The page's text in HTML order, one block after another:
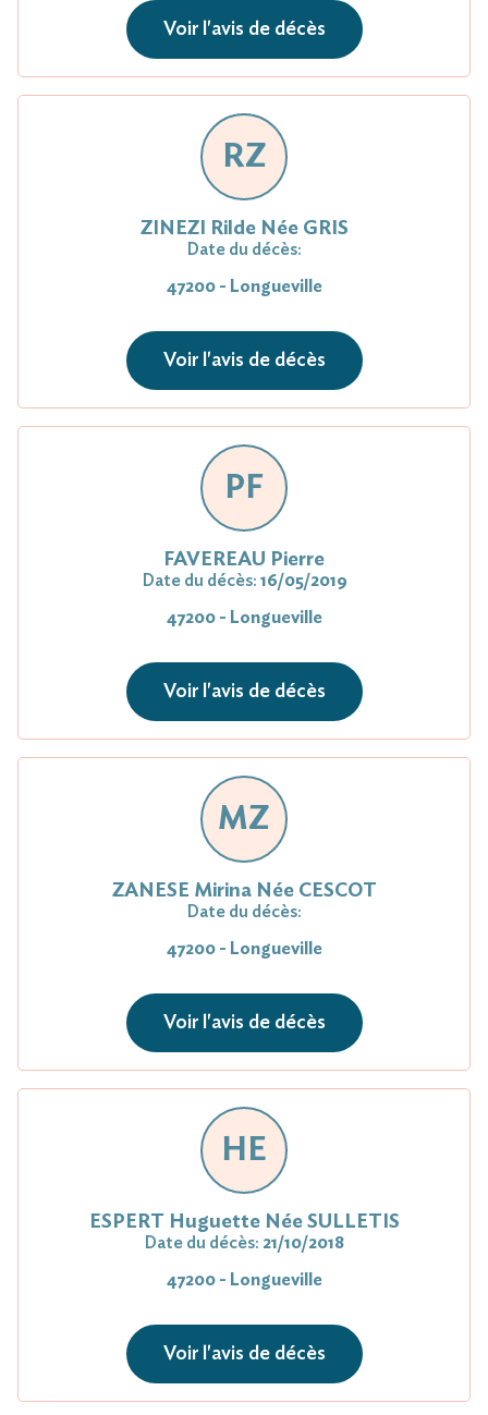
Voir l'avis de décès
RZ
ZINEZI Rilde Née GRIS
Date du décès:
47200 - Longueville
Voir l'avis de décès
PF
FAVEREAU Pierre
Date du décès: 16/05/2019
47200 - Longueville
Voir l'avis de décès
MZ
ZANESE Mirina Née CESCOT
Date du décès:
47200 - Longueville
Voir l'avis de décès
HE
ESPERT Huguette Née SULLETIS
Date du décès: 21/10/2018
47200 - Longueville
Voir l'avis de décès